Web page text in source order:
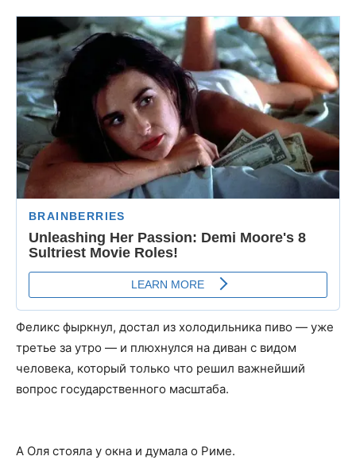
Феликс фыркнул, достал из холодильника пиво — уже
третье за утро — и плюхнулся на диван с видом
человека, который только что решил важнейший
вопрос государственного масштаба.
А Оля стояла у окна и думала о Риме.